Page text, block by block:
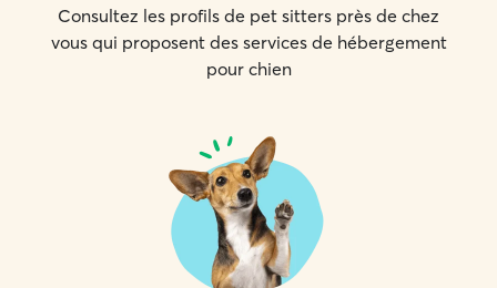
Consultez les profils de pet sitters près de chez
vous qui proposent des services de hébergement
pour chien